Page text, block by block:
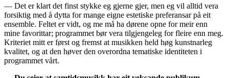
— Det er klart det finst stykke eg gjerne gjer, men eg vil alltid vera
forsiktig med å dytta for mange eigne estetiske preferansar på eit
ensemble. Feltet er vidt, og me må ha dørene opne for meir enn
mine favorittar; programmet bør vera tilgjengeleg for fleire enn meg.
Kriteriet mitt er først og fremst at musikken held høg kunstnarleg
kvalitet, og at den høver den overordna tematiske identiteten i
programmet vårt.